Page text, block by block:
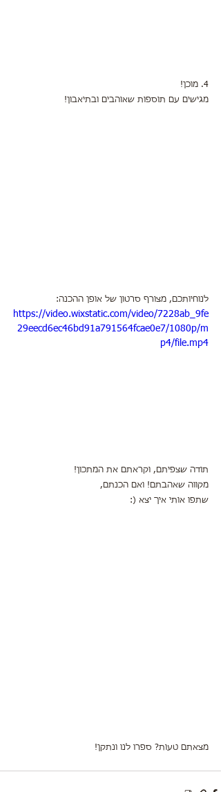
4. מוכן!
מגישים עם תוספות שאוהבים ובתיאבון!
לנוחיותכם, מצורף סרטון של אופן ההכנה:
https://video.wixstatic.com/video/7228ab_9fe
29eecd6ec46bd91a791564fcae0e7/1080p/m
p4/file.mp4
תודה שצפיתם, וקראתם את המתכון!
מקווה שאהבתם! ואם הכנתם,
שתפו אותי איך יצא (:
מצאתם טעות? ספרו לנו ונתקן!